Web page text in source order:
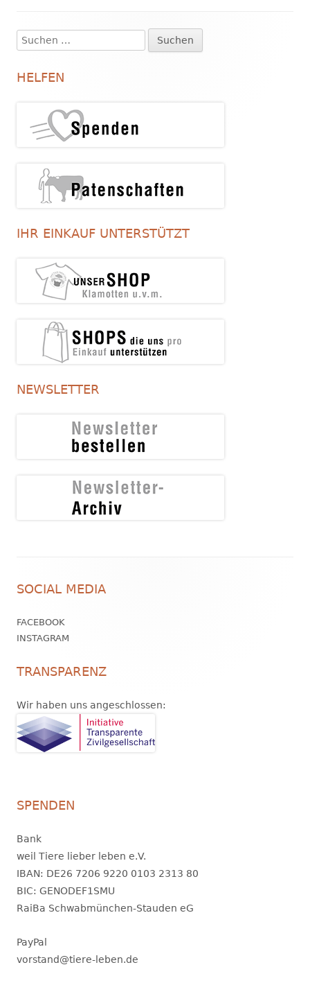
Haupt-
Seitenleiste
Suchen
nach:
HELFEN
IHR EINKAUF UNTERSTÜTZT
NEWSLETTER
Inhalt
SOCIAL MEDIA
FACEBOOK
INSTAGRAM
TRANSPARENZ
Wir haben uns angeschlossen:
SPENDEN
Bank
weil Tiere lieber leben e.V.
IBAN: DE26 7206 9220 0103 2313 80
BIC: GENODEF1SMU
RaiBa Schwabmünchen-Stauden eG
PayPal
vorstand@tiere-leben.de